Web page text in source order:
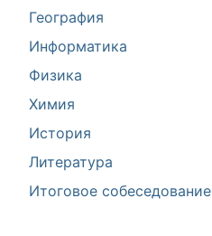
География
Информатика
Физика
Химия
История
Литература
Итоговое собеседование